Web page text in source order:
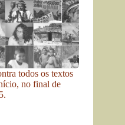
todos os textos
no final de